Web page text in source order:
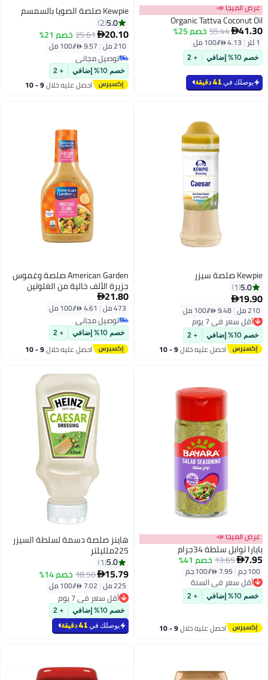
عرض الميجا 📣
Organic Tattva Coconut Oil
41.30
55.44خصم 25%
1 لتر |
خصم 10% إضافي + 2
يوصلك في 41 دقيقة
Kewpie صلصة الصويا بالسمسم
5.0
2
20.10
25.61خصم 21%
210 مل |
توصيل مجاني
توصيل مجاني
خصم 10% إضافي + 2
احصل عليه خلال 9 - 10
Kewpie صلصة سيزر
5.0
1
19.90
210 مل |
أقل سعر في 7 يوم
توصيل مجاني
أقل سعر في 7 يوم
خصم 10% إضافي + 2
احصل عليه خلال 9 - 10
American Garden صلصة وغموس
جزيرة الألف خالية من الغلوتين
والألبان21.80
473 مل |
توصيل مجاني
توصيل مجاني
خصم 10% إضافي + 2
احصل عليه خلال 9 - 10
عرض الميجا 📣
بايارا توابل سلطة 34جرام
7.95
13.65خصم 41%
100 جم |
أقل سعر في السنة
توصيل مجاني
أقل سعر في السنة
خصم 10% إضافي + 2
احصل عليه خلال 9 - 10
هاينز صلصة دسمة لسلطة السيزر
225ملليلتر
5.0
1
15.79
18.50خصم 14%
225 مل |
أقل سعر في 7 يوم
أقل سعر في 7 يوم
خصم 10% إضافي + 2
يوصلك في 41 دقيقة